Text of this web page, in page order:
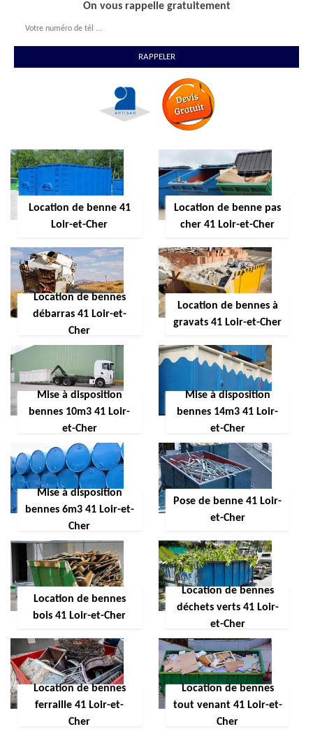
On vous rappelle gratuitement
Location de benne 41
Loir-et-Cher
Location de benne pas
cher 41 Loir-et-Cher
Location de bennes
débarras 41 Loir-et-
Cher
Location de bennes à
gravats 41 Loir-et-Cher
Mise à disposition
bennes 10m3 41 Loir-
et-Cher
Mise à disposition
bennes 14m3 41 Loir-
et-Cher
Mise à disposition
bennes 6m3 41 Loir-et-
Cher
Pose de benne 41 Loir-
et-Cher
Location de bennes
bois 41 Loir-et-Cher
Location de bennes
déchets verts 41 Loir-
et-Cher
Location de bennes
ferraille 41 Loir-et-
Cher
Location de bennes
tout venant 41 Loir-et-
Cher